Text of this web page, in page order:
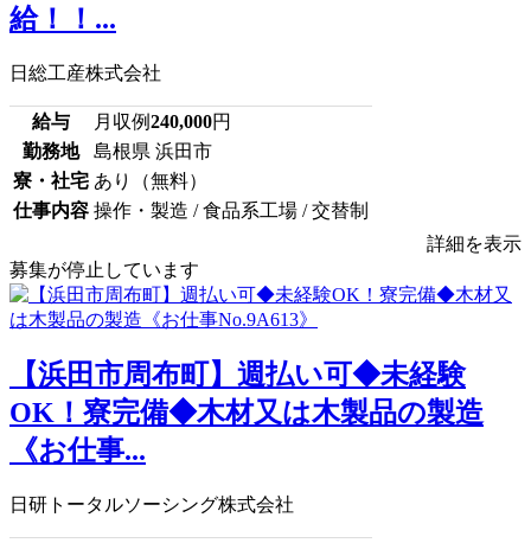
給！！...
日総工産株式会社
給与 月収例240,000円
勤務地
島根県 浜田市
寮・社宅 あり（無料）
仕事内容 操作・製造 / 食品系工場 / 交替制
詳細を表示
募集が停止しています
【浜田市周布町】週払い可◆未経験
OK！寮完備◆木材又は木製品の製造
《お仕事...
日研トータルソーシング株式会社